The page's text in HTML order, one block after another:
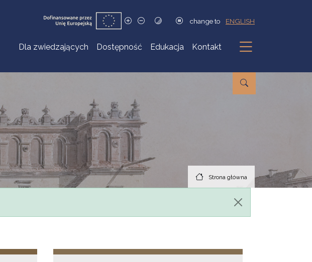
change to ENGLISH
Dla zwiedzających Dostępność Edukacja Kontakt
Podmenu
Strona główna